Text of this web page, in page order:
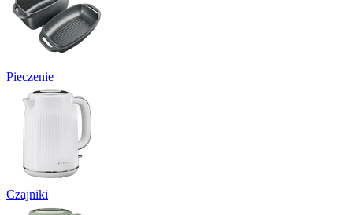
Pieczenie
Czajniki